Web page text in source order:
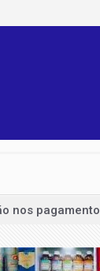
nos
tem